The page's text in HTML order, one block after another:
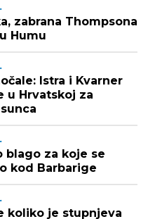
zabrana Thompsona
Humu
Istra i Kvarner
u Hrvatskoj za
blago za koje se
kod Barbarige
koliko je stupnjeva